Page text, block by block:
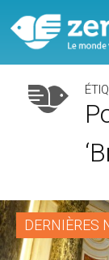
DERNIÈRES